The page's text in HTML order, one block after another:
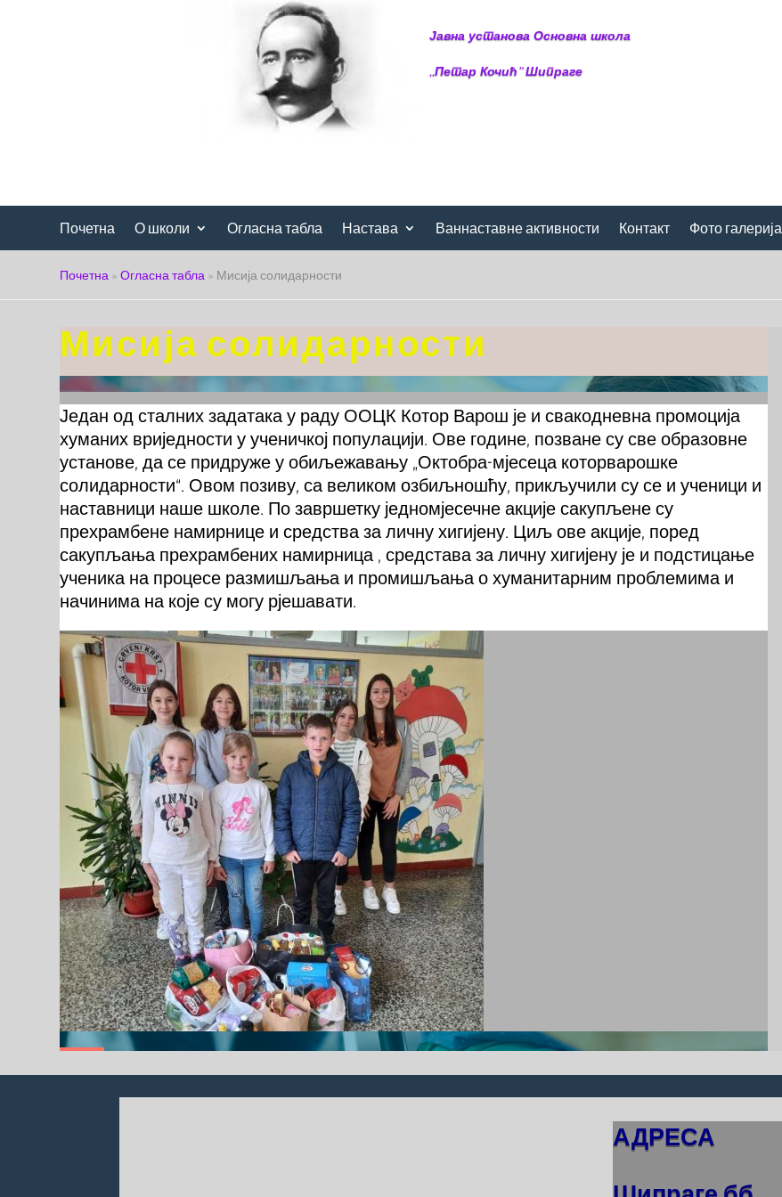
Јавна установа Основна школа
,,Петар Кочић“ Шипраге
Почетна О школи Огласна табла Настава Ваннаставне активности Контакт Фото галерија
Почетна »Огласна табла » Мисија солидарности
Мисија солидарности
Један од сталних задатака у раду ООЦК Котор Варош је и свакодневна промоција
хуманих вриједности у ученичкој популацији. Ове године, позване су све образовне
установе, да се придруже у обиљежавању „Октобра-мјесеца которварошке
солидарности“. Овом позиву, са великом озбиљношћу, прикључили су се и ученици и
наставници наше школе. По завршетку једномјесечне акције сакупљене су
прехрамбене намирнице и средства за личну хигијену. Циљ ове акције, поред
сакупљања прехрамбених намирница , средстава за личну хигијену је и подстицање
ученика на процесе размишљања и промишљања о хуманитарним проблемима и
начинима на које су могу рјешавати.
АДРЕСА